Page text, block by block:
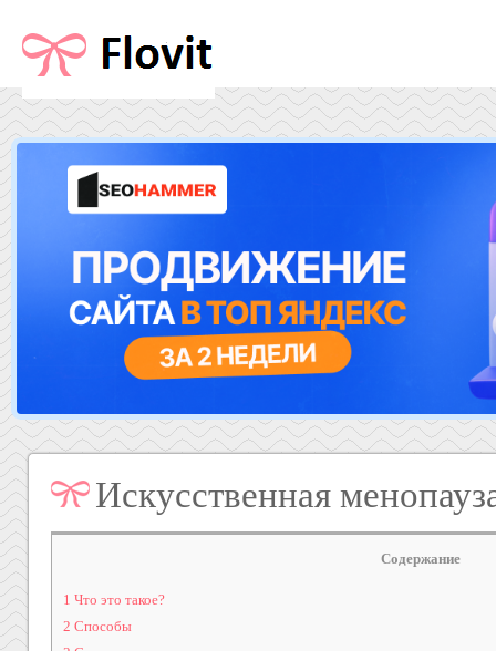
Искусственная
Содержание
1 Что это такое?
2 Способы